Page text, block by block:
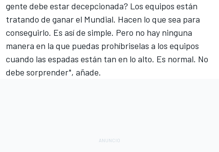
gente debe estar decepcionada? Los equipos están
tratando de ganar el Mundial. Hacen lo que sea para
conseguirlo. Es así de simple. Pero no hay ninguna
manera en la que puedas prohíbriselas a los equipos
cuando las espadas están tan en lo alto. Es normal. No
debe sorprender", añade.